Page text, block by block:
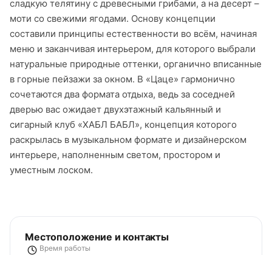
сладкую телятину с древесными грибами, а на десерт –
моти со свежими ягодами. Основу концепции
составили принципы естественности во всём, начиная
меню и заканчивая интерьером, для которого выбрали
натуральные природные оттенки, органично вписанные
в горные пейзажи за окном. В «Цаце» гармонично
сочетаются два формата отдыха, ведь за соседней
дверью вас ожидает двухэтажный кальянный и
сигарный клуб «ХАБЛ БАБЛ», концепция которого
раскрылась в музыкальном формате и дизайнерском
интерьере, наполненным светом, простором и
уместным лоском.
Местоположение и контакты
Время работы